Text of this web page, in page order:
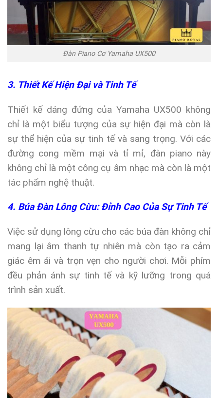
Đàn Piano Cơ Yamaha UX500
3. Thiết Kế Hiện Đại và Tinh Tế
Thiết kế dáng đứng của Yamaha UX500 không
chỉ là một biểu tượng của sự hiện đại mà còn là
sự thể hiện của sự tinh tế và sang trọng. Với các
đường cong mềm mại và tỉ mỉ, đàn piano này
không chỉ là một công cụ âm nhạc mà còn là một
tác phẩm nghệ thuật.
4. Búa Đàn Lông Cừu: Đỉnh Cao Của Sự Tinh Tế
Việc sử dụng lông cừu cho các búa đàn không chỉ
mang lại âm thanh tự nhiên mà còn tạo ra cảm
giác êm ái và trọn vẹn cho người chơi. Mỗi phím
đều phản ánh sự tinh tế và kỹ lưỡng trong quá
trình sản xuất.